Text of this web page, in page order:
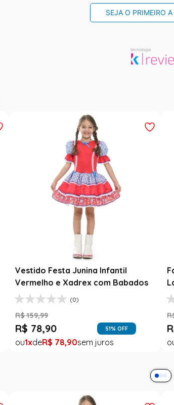
SEJA O PRIMEIRO
Vestido Festa Junina Infantil
Vermelho e Xadrex com Babados
(0)
R$ 159,99
R$ 78,90 51% OFF
1 R$ 78,90